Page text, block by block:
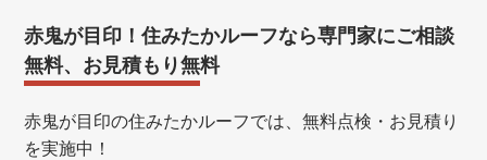
赤鬼が目印！住みたかルーフなら専門家にご相談
無料、お見積もり無料
赤鬼が目印の住みたかルーフでは、無料点検・お見積り
を実施中！